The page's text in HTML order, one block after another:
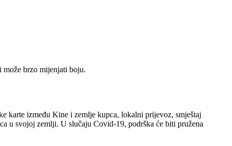
može brzo mijenjati boju.
karte između Kine i zemlje kupca, lokalni prijevoz, smještaj
u svojoj zemlji. U slučaju Covid-19, podrška će biti pružena